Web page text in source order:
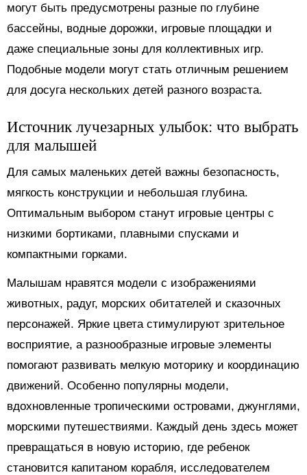
могут быть предусмотрены разные по глубине
бассейны, водные дорожки, игровые площадки и
даже специальные зоны для коллективных игр.
Подобные модели могут стать отличным решением
для досуга нескольких детей разного возраста.
Источник лучезарных улыбок: что выбрать
для малышей
Для самых маленьких детей важны безопасность,
мягкость конструкции и небольшая глубина.
Оптимальным выбором станут игровые центры с
низкими бортиками, плавными спусками и
компактными горками.
Малышам нравятся модели с изображениями
животных, радуг, морских обитателей и сказочных
персонажей. Яркие цвета стимулируют зрительное
восприятие, а разнообразные игровые элементы
помогают развивать мелкую моторику и координацию
движений. Особенно популярны модели,
вдохновленные тропическими островами, джунглями,
морскими путешествиями. Каждый день здесь может
превращаться в новую историю, где ребенок
становится капитаном корабля, исследователем